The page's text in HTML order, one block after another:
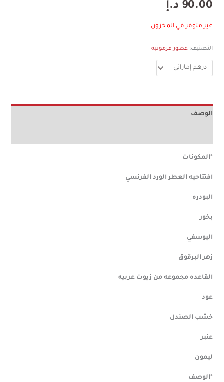
90.00 د.إ
غير متوفر في المخزون
التصنيف: عطور فرمونيه
الوصف
*المكونات
افتتاحيه العطر الورد الفرنسي
البودره
بخور
اليوسفي
زهر البرقوق
القاعده مجموعه من زيوت عربيه
عود
خشب الصندل
عنبر
ليمون
*الوصف